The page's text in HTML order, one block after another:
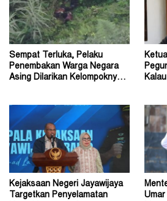
Sempat Terluka, Pelaku
Penembakan Warga Negara
Asing Dilarikan Kelompoknya
Kejaksaan Negeri Jayawijaya
Targetkan Penyelamatan